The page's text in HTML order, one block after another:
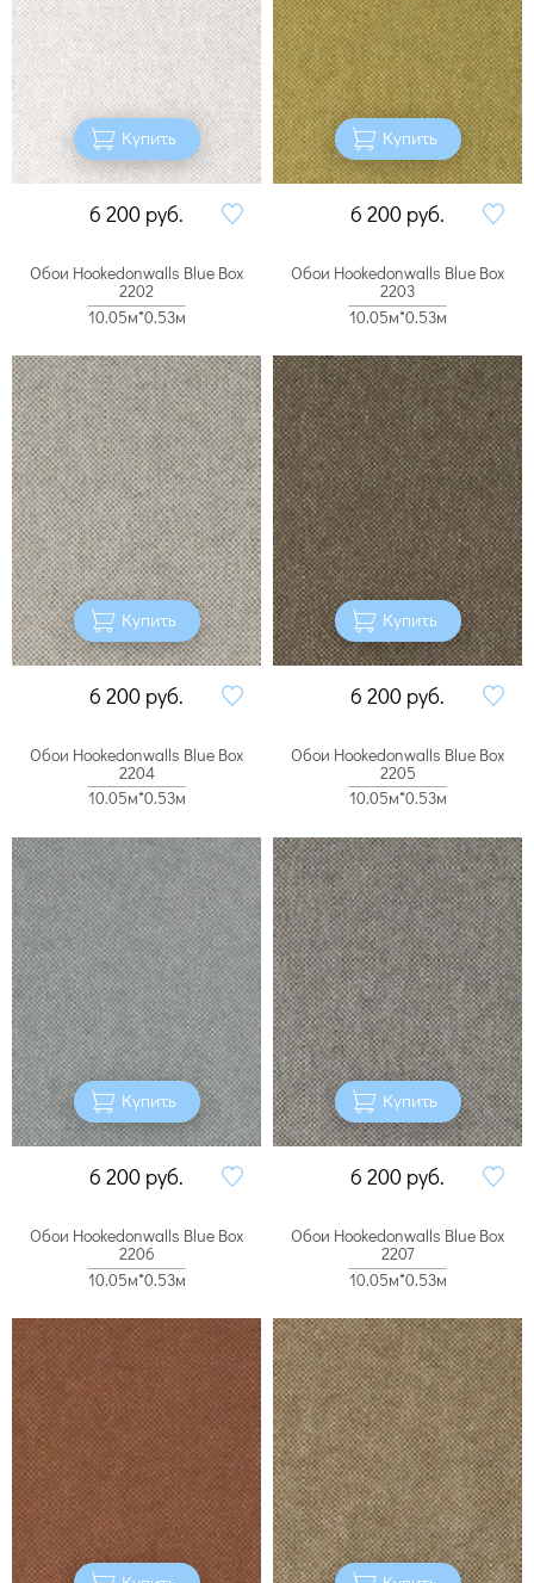
Купить
6 200 руб.
Купить
6 200 руб.
Обои Hookedonwalls Blue Box
2202
10.05м*0.53м
Купить
6 200 руб.
Обои Hookedonwalls Blue Box
2203
10.05м*0.53м
Купить
6 200 руб.
Обои Hookedonwalls Blue Box
2204
10.05м*0.53м
Купить
6 200 руб.
Обои Hookedonwalls Blue Box
2205
10.05м*0.53м
Купить
6 200 руб.
Обои Hookedonwalls Blue Box
2206
10.05м*0.53м
Обои Hookedonwalls Blue Box
2207
10.05м*0.53м